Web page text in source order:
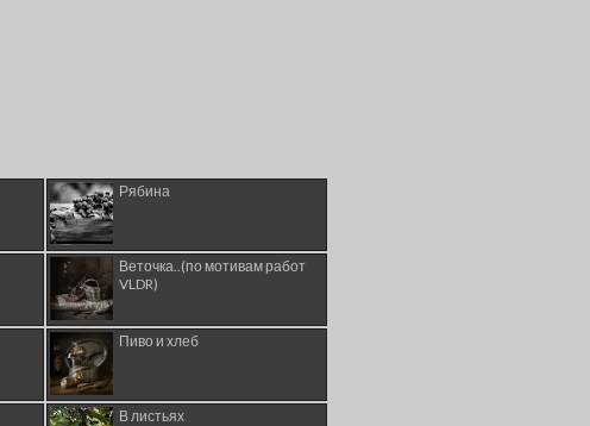
Рябина
Веточка..(по мотивам работ
VLDR)
Пиво и хлеб
В листьях